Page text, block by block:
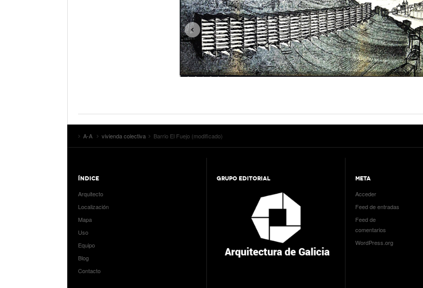
A-A vivienda colectiva Barrio El Fuejo (modificado)
ÍNDICE
Arquitecto
Localización
Mapa
Uso
Equipo
Blog
Contacto
GRUPO EDITORIAL META
Acceder
Feed de entradas
Feed de
comentarios
WordPress.org